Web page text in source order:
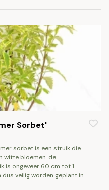
Sorbet'
witte bloemen. de
is ongeveer 60 cm tot 1
veilig worden geplant in